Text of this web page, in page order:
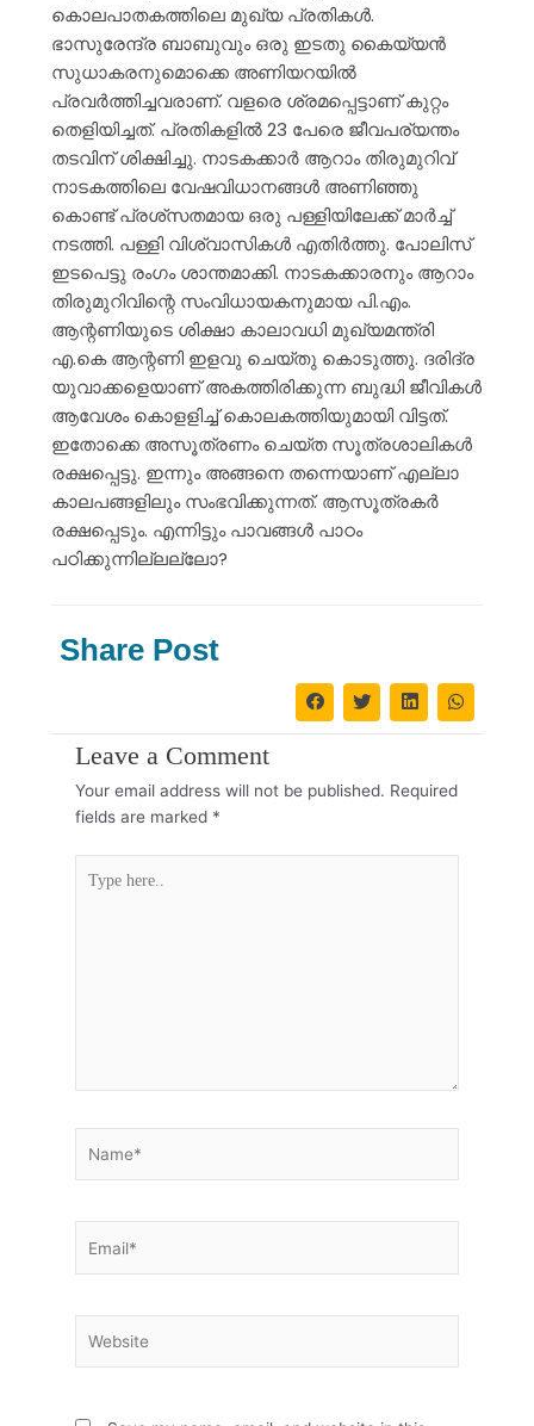
കൊലപാതകത്തിലെ മുഖ്യ പ്രതികൾ.
ഭാസുരേന്ദ്ര ബാബുവും ഒരു ഇടതു കൈയ്യൻ
സുധാകരനുമൊക്കെ അണിയറയിൽ
പ്രവർത്തിച്ചവരാണ്. വളരെ ശ്രമപ്പെട്ടാണ് കുറ്റം
തെളിയിച്ചത്. പ്രതികളിൽ 23 പേരെ ജീവപര്യന്തം
തടവിന് ശിക്ഷിച്ചു. നാടകക്കാർ ആറാം തിരുമുറിവ്
നാടകത്തിലെ വേഷവിധാനങ്ങൾ അണിഞ്ഞു
കൊണ്ട് പ്രശ്സതമായ ഒരു പള്ളിയിലേക്ക് മാർച്ച്
നടത്തി. പള്ളി വിശ്വാസികൾ എതിർത്തു. പോലിസ്
ഇടപെട്ടു രംഗം ശാന്തമാക്കി. നാടകക്കാരനും ആറാം
തിരുമുറിവിന്റെ സംവിധായകനുമായ പി.എം.
ആന്റണിയുടെ ശിക്ഷാ കാലാവധി മുഖ്യമന്ത്രി
എ.കെ ആന്റണി ഇളവു ചെയ്തു കൊടുത്തു. ദരിദ്ര
യുവാക്കളെയാണ് അകത്തിരിക്കുന്ന ബുദ്ധി ജീവികൾ
ആവേശം കൊളളിച്ച് കൊലകത്തിയുമായി വിട്ടത്.
ഇതോക്കെ അസൂത്രണം ചെയ്ത സൂത്രശാലികൾ
രക്ഷപ്പെട്ടു. ഇന്നും അങ്ങനെ തന്നെയാണ് എല്ലാ
കാലപങ്ങളിലും സംഭവിക്കുന്നത്. ആസൂത്രകർ
രക്ഷപ്പെടും. എന്നിട്ടും പാവങ്ങൾ പാഠം
പഠിക്കുന്നില്ലല്ലോ?
Share Post
Leave a Comment
Your email address will not be published. Required
fields are marked *
here..